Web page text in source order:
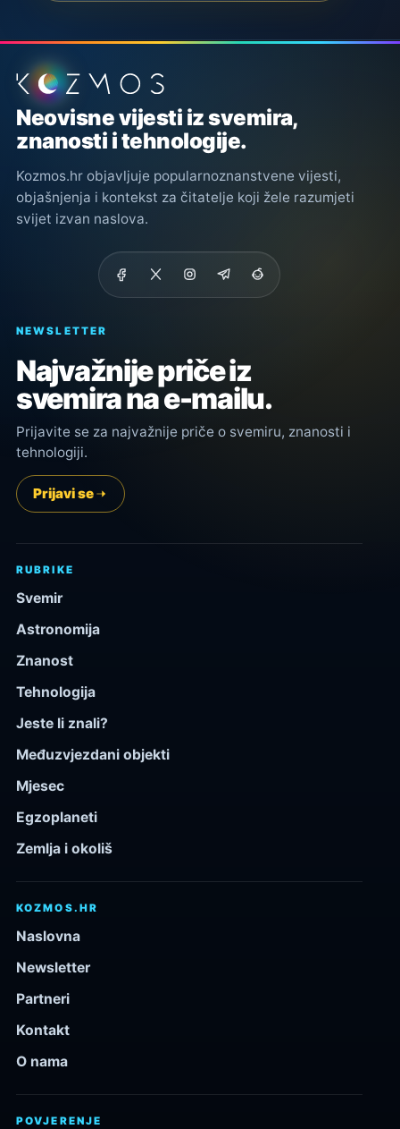
Podnožje stranice
Neovisne vijesti iz svemira,
znanosti i tehnologije.
Kozmos.hr objavljuje popularnoznanstvene vijesti,
objašnjenja i kontekst za čitatelje koji žele razumjeti
svijet izvan naslova.
NEWSLETTER
Najvažnije priče iz
svemira na e-mailu.
Prijavite se za najvažnije priče o svemiru, znanosti i
tehnologiji.
Prijavi se
RUBRIKE
Svemir
Astronomija
Znanost
Tehnologija
Jeste li znali?
Međuzvjezdani objekti
Mjesec
Egzoplaneti
Zemlja i okoliš
KOZMOS.HR
Naslovna
Newsletter
Partneri
Kontakt
O nama
POVJERENJE